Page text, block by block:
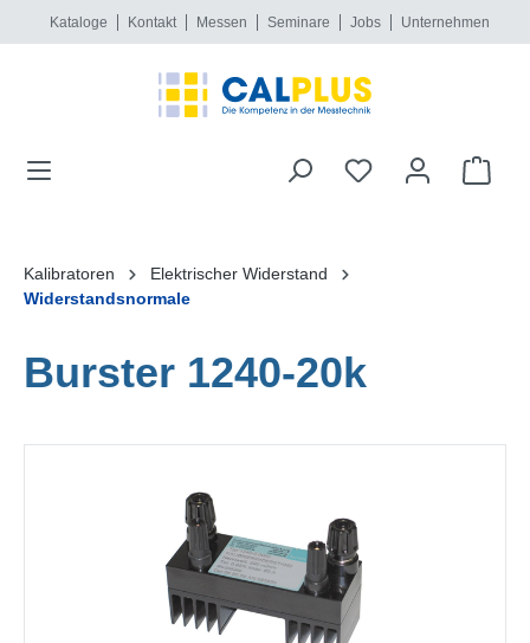
springen
Kataloge Kontakt Messen Seminare Jobs Unternehmen
Kalibratoren
Elektrischer Widerstand
Widerstandsnormale
Burster 1240-20k